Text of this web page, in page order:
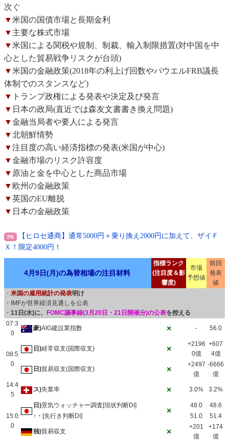
次ぐ
▼米国の国債市場と長期金利
▼ 主要な株式市場
▼米国による関税や規制、制裁、輸入制限措置(対中国を中
心とした貿易戦争リスクが台頭)
▼米国の金融政策(2018年の利上げ回数やパウエルFRB議長
体制でのスタンスなど)
▼ トランプ政権による発表や決定及び発言
▼ 日本の政局(直近では森友文書書き換え問題)
▼金融当局者や要人による発言
▼北朝鮮情勢
▼注目度の高い経済指標の発表(米国が中心)
▼金融市場のリスク許容度
▼ 原油と金を中心とした商品市場
▼ 欧州の金融政策
▼英国のEU離脱
▼ 日本の金融政策
【ヒロセ通商】通常5000円＋乗り換え2000円に加えて、ザイＦ
Ｘ！限定4000円！
4月9日(月)の為替相場の注目材料
指標ランク
(注目度＆影
響度)
市場
予想値
前回
発表
値
・ 米国の雇用統計の発表明け
・IMFが世界経済見通しを公表
・ 11日(水)に、 FOMC議事録(3月20日・21日開催分)の公表を控える
07:3
0
豪)AIG建設業指数 × - 56.0
08:5
0
日)経常収支(国際収支) ×
+2196
0億
+607
4億
日)貿易収支(国際収支) ×
+2497
億
-6666
億
14:4
5
ス)失業率 × 3.0% 3.2%
15:0
0
日)景気ウォッチャー調査[現状判断DI]
×
48.0
48.6
↑・ [先行き判断DI] 51.0 51.4
独)貿易収支 ×
+201
億
+174
億